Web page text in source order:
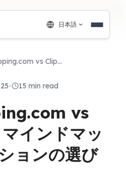
日本語
MindMapping.com vs ClipMind：マインドマップソリューションの選び方
• 15 min read
vs
インドマッ
ョンの選び